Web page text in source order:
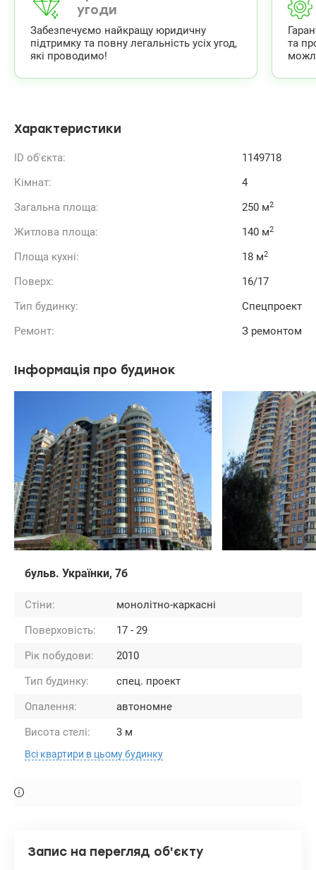
паркінг. Ціна 725 000 у.о. 0673205847
Андрій,valion/1149718
угоди
Забезпечуємо найкращу юридичну
підтримку та повну легальність усіх угод,
які проводимо!
та
Характеристики
ID об'єкта:
1149718
Кімнат:
4
Загальна площа:
250 м2
Житлова площа: 140 м2
Площа кухні: 18 м2
Поверх:
16/17
Тип будинку:
Спецпроект
Ремонт:
З ремонтом
Інформація про будинок
бульв. Українки, 7б
Стіни:
монолітно-каркасні
Поверховість:
17 - 29
Рік побудови:
2010
Тип будинку:
спец. проект
Опалення:
автономне
Висота стелі:
3 м
Всі квартири в цьому будинку
Запис на перегляд об'єкту